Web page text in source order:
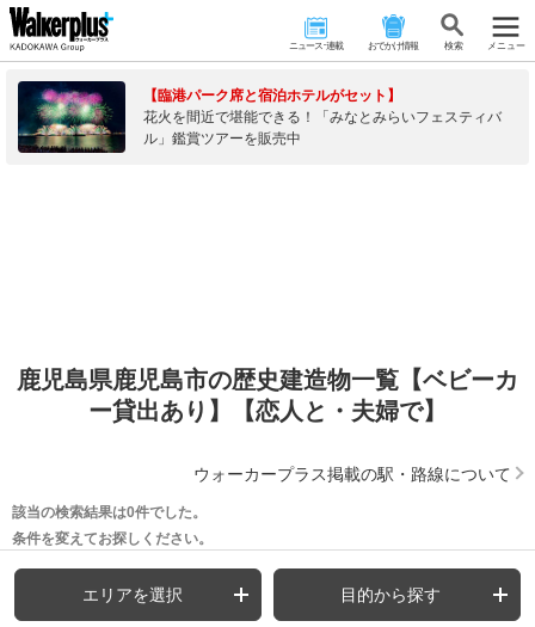
ニュース･連載 おでかけ情報 検 索 メニュー
【臨港パーク席と宿泊ホテルがセット】
花火を間近で堪能できる！「みなとみらいフェスティバ
ル」鑑賞ツアーを販売中
鹿児島県鹿児島市の歴史建造物一覧【ベビーカ
ー貸出あり】【恋人と・夫婦で】
ウォーカープラス掲載の駅・路線について
該当の検索結果は0件でした。
条件を変えてお探しください。
エリアを選択 目的から探す